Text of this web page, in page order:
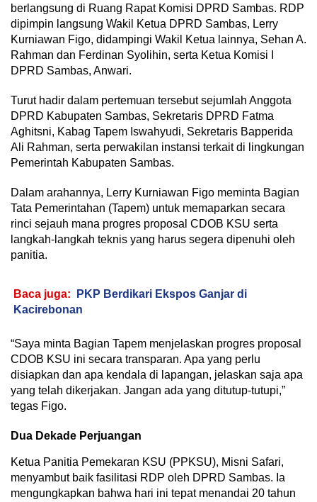
berlangsung di Ruang Rapat Komisi DPRD Sambas. RDP
dipimpin langsung Wakil Ketua DPRD Sambas, Lerry
Kurniawan Figo, didampingi Wakil Ketua lainnya, Sehan A.
Rahman dan Ferdinan Syolihin, serta Ketua Komisi I
DPRD Sambas, Anwari.
Turut hadir dalam pertemuan tersebut sejumlah Anggota
DPRD Kabupaten Sambas, Sekretaris DPRD Fatma
Aghitsni, Kabag Tapem Iswahyudi, Sekretaris Bapperida
Ali Rahman, serta perwakilan instansi terkait di lingkungan
Pemerintah Kabupaten Sambas.
Dalam arahannya, Lerry Kurniawan Figo meminta Bagian
Tata Pemerintahan (Tapem) untuk memaparkan secara
rinci sejauh mana progres proposal CDOB KSU serta
langkah-langkah teknis yang harus segera dipenuhi oleh
panitia.
Baca juga:
PKP Berdikari Ekspos Ganjar di
Kacirebonan
“Saya minta Bagian Tapem menjelaskan progres proposal
CDOB KSU ini secara transparan. Apa yang perlu
disiapkan dan apa kendala di lapangan, jelaskan saja apa
yang telah dikerjakan. Jangan ada yang ditutup-tutupi,”
tegas Figo.
Dua Dekade Perjuangan
Ketua Panitia Pemekaran KSU (PPKSU), Misni Safari,
menyambut baik fasilitasi RDP oleh DPRD Sambas. Ia
mengungkapkan bahwa hari ini tepat menandai 20 tahun